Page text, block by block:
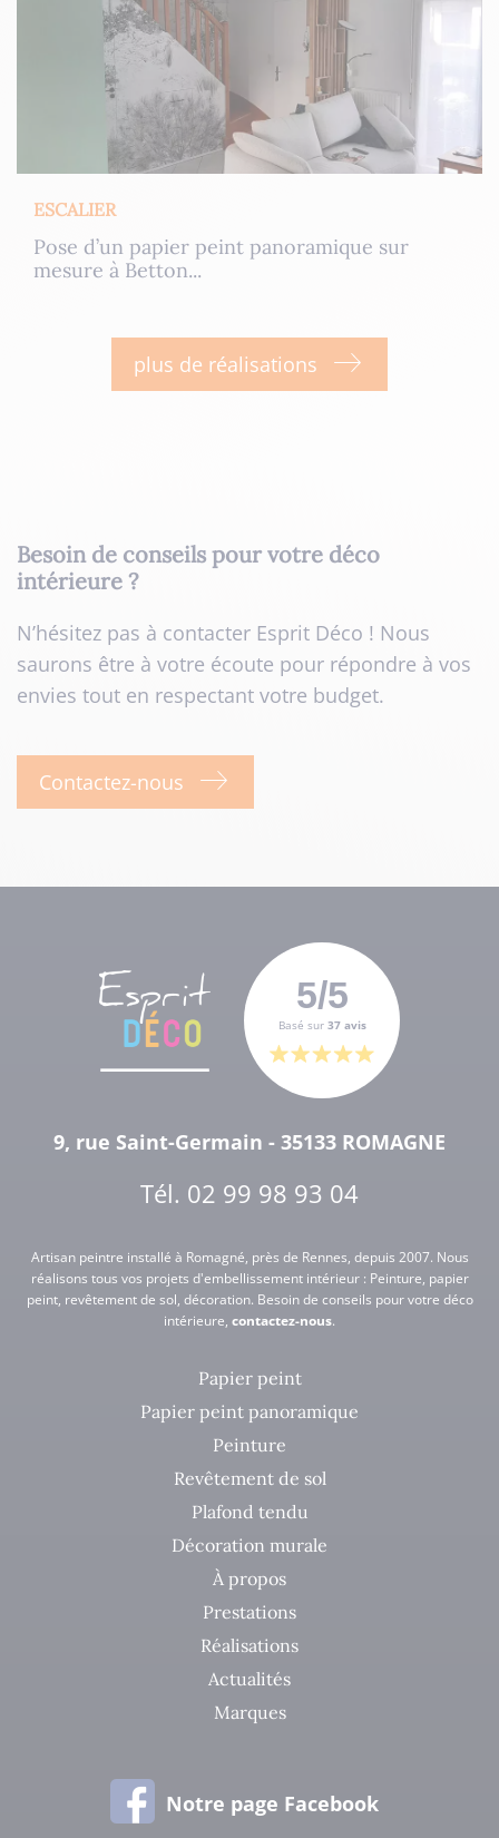
ESCALIER
Pose d’un papier peint panoramique sur
mesure à Betton...
plus de réalisations
Besoin de conseils pour votre déco
intérieure ?
N’hésitez pas à contacter Esprit Déco ! Nous
saurons être à votre écoute pour répondre à vos
envies tout en respectant votre budget.
Contactez-nous
5/5
Basé sur 37 avis
9, rue Saint-Germain - 35133 ROMAGNE
Tél. 02 99 98 93 04
Artisan peintre installé à Romagné, près de Rennes, depuis 2007. Nous
réalisons tous vos projets d'embellissement intérieur : Peinture, papier
peint, revêtement de sol, décoration. Besoin de conseils pour votre déco
intérieure, contactez-nous.
Papier peint
Papier peint panoramique
Peinture
Revêtement de sol
Plafond tendu
Décoration murale
À propos
Prestations
Réalisations
Actualités
Marques
Notre page Facebook